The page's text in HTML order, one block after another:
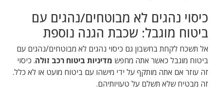
כיסוי נהגים לא מבוטחים/נהגים עם
ביטוח מוגבל: שכבת הגנה נוספת
אל תשכח לקחת בחשבון גם כיסוי נהגים לא מבוטחים/נהגים עם
ביטוח מוגבל כאשר אתה מחפש מדיניות ביטוח רכב זולה. כיסוי
זה עוזר אם אתה מותקף על ידי מישהו עם ביטוח מועט או לא כלל.
זה מבטיח שלא תשלם על טעויותיהם.